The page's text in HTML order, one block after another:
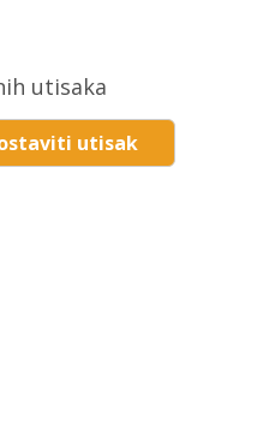
utisaka
utisak